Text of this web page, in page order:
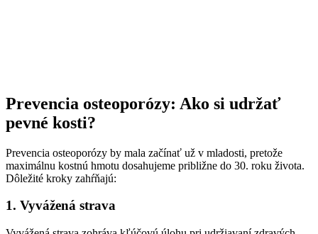
Prevencia osteoporózy: Ako si udržať
pevné kosti?
Prevencia osteoporózy by mala začínať už v mladosti, pretože
maximálnu kostnú hmotu dosahujeme približne do 30. roku života.
Dôležité kroky zahŕňajú:
1. Vyvážená strava